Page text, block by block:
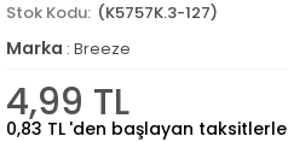
(K5757K.3-127)
Marka : Breeze
4,99 TL
0,83 TL 'den başlayan taksitlerle